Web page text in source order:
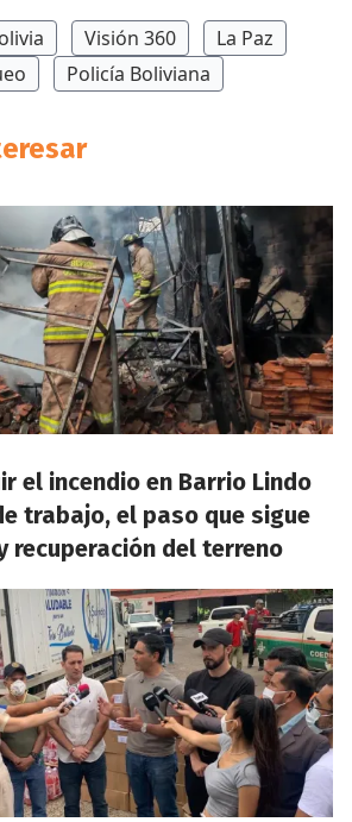
Visión 360
La Paz
Policía Boliviana
el incendio en Barrio Lindo
trabajo, el paso que sigue
recuperación del terreno